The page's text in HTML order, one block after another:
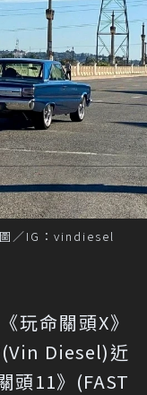
／IG：vindiesel
玩命關頭X》
Diesel)近
頭11》(FAST